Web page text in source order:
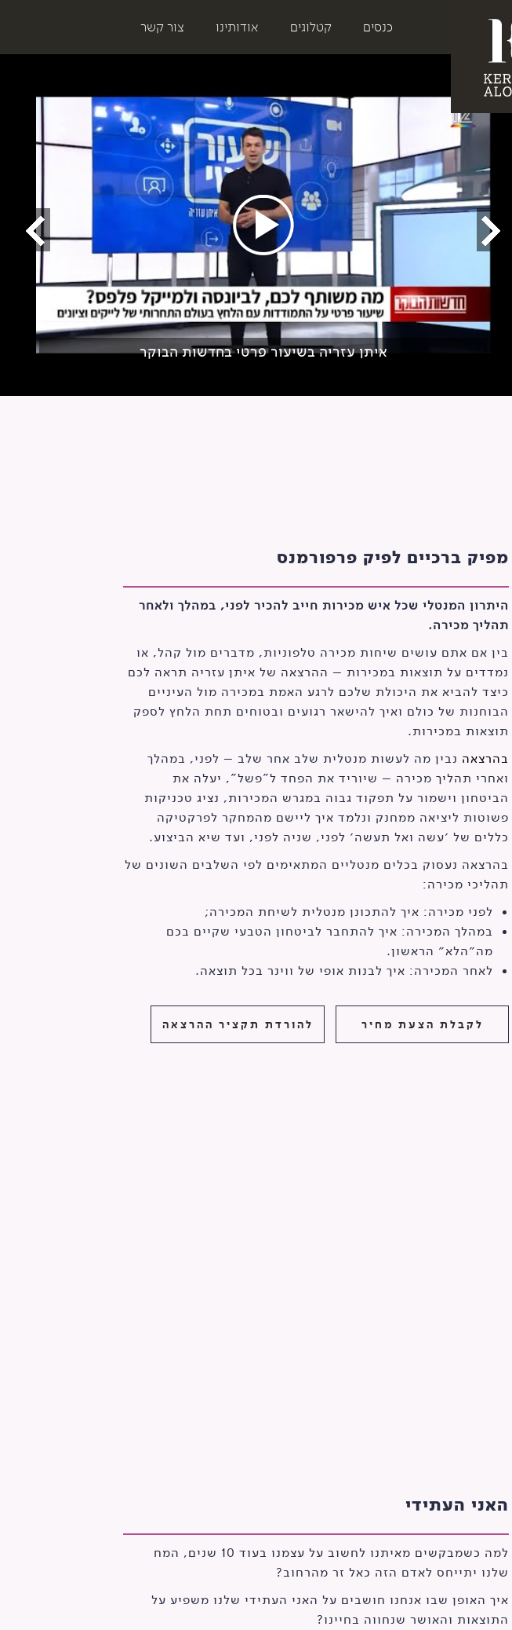
כנסים קטלוגים אודותינו צור קשר
איתן עזריה בשיעור פרטי בחדשות הבוקר
מפיק ברכיים לפיק פרפורמנס
היתרון המנטלי שכל איש מכירות חייב להכיר לפני, במהלך ולאחר
תהליך מכירה.
בין אם אתם עושים שיחות מכירה טלפוניות, מדברים מול קהל, או
נמדדים על תוצאות במכירות – ההרצאה של איתן עזריה תראה לכם
כיצד להביא את היכולת שלכם לרגע האמת במכירה מול העיניים
הבוחנות של כולם ואיך להישאר רגועים ובטוחים תחת הלחץ לספק
תוצאות במכירות.
בהרצאה נבין מה לעשות מנטלית שלב אחר שלב – לפני, במהלך
ואחרי תהליך מכירה – שיוריד את הפחד ל"פשל", יעלה את
הביטחון וישמור על תפקוד גבוה במגרש המכירות, נציג טכניקות
פשוטות ליציאה ממחנק ונלמד איך ליישם מהמחקר לפרקטיקה
כללים של ׳עשה ואל תעשה׳ לפני, שניה לפני, ועד שיא הביצוע.
בהרצאה נעסוק בכלים מנטליים המתאימים לפי השלבים השונים של
תהליכי מכירה:
לפני מכירה: איך להתכונן מנטלית לשיחת המכירה;
במהלך המכירה: איך להתחבר לביטחון הטבעי שקיים בכם
מה״הלא״ הראשון.
לאחר המכירה: איך לבנות אופי של ווינר בכל תוצאה.
לקבלת הצעת מחיר להורדת תקציר ההרצאה
האני העתידי
למה כשמבקשים מאיתנו לחשוב על עצמנו בעוד 10 שנים, המח
שלנו יתייחס לאדם הזה כאל זר מהרחוב?
איך האופן שבו אנחנו חושבים על האני העתידי שלנו משפיע על
התוצאות והאושר שנחווה בחיינו?